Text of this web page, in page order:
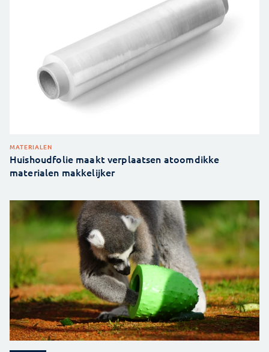
MATERIALEN
Huishoudfolie maakt verplaatsen atoomdikke
materialen makkelijker